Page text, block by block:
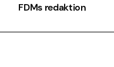
FDMs redaktion